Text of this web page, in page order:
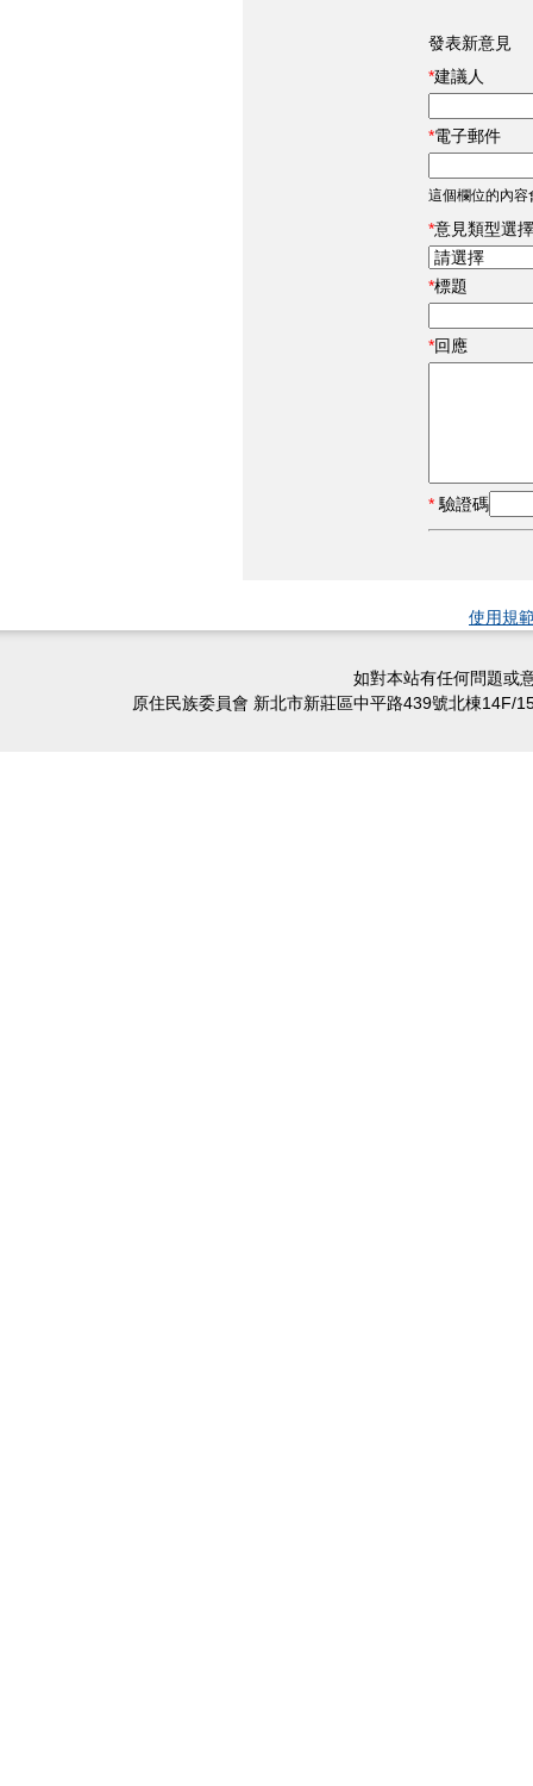
發表新意見
建議人
電子郵件
這個欄位的內容
意見類型選擇
標題
回應
驗證碼
使用規
如對本站有任何問題或
原住民族委員會 新北市新莊區中平路439號北棟